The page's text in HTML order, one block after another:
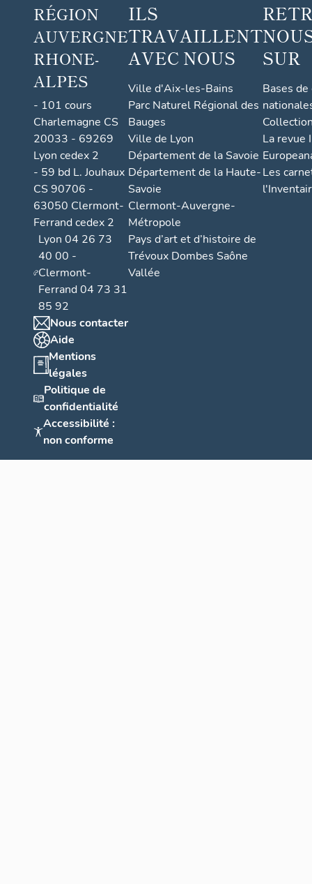
RÉGION
AUVERGNE
RHONE-
ALPES
- 101 cours
Charlemagne CS
20033 - 69269
Lyon cedex 2
- 59 bd L. Jouhaux
CS 90706 -
63050 Clermont-
Ferrand cedex 2
Lyon 04 26 73
40 00 -
Clermont-
Ferrand 04 73 31
85 92
Nous contacter
Aide
Mentions
légales
Politique de
confidentialité
Accessibilité :
non conforme
ILS
TRAVAILLENT
AVEC NOUS
Ville d'Aix-les-Bains
Parc Naturel Régional des
Bauges
Ville de Lyon
Département de la Savoie
Département de la Haute-
Savoie
Clermont-Auvergne-
Métropole
Pays d’art et d’histoire de
Trévoux Dombes Saône
Vallée
SUR
Bases
La revue
Les